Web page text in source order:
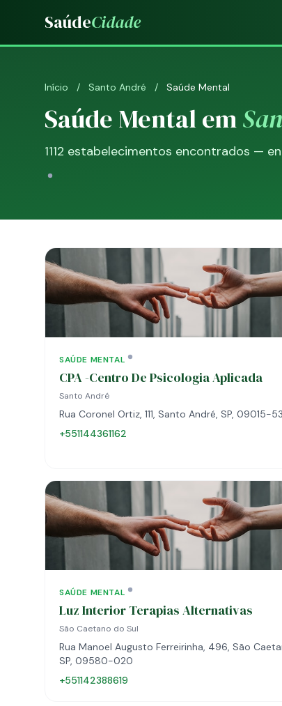
SaúdeCidade
Início / Santo André / Saúde Mental
Saúde Mental em
1112 estabelecimentos encontrados —
SAÚDE MENTAL
CPA -Centro De Psicologia Aplicada
Santo André
Rua Coronel Ortiz, 111, Santo André, SP, 09015-
+551144361162
SAÚDE MENTAL
Luz Interior Terapias Alternativas
São Caetano do Sul
Rua Manoel Augusto Ferreirinha, 496, São
SP, 09580-020
+551142388619